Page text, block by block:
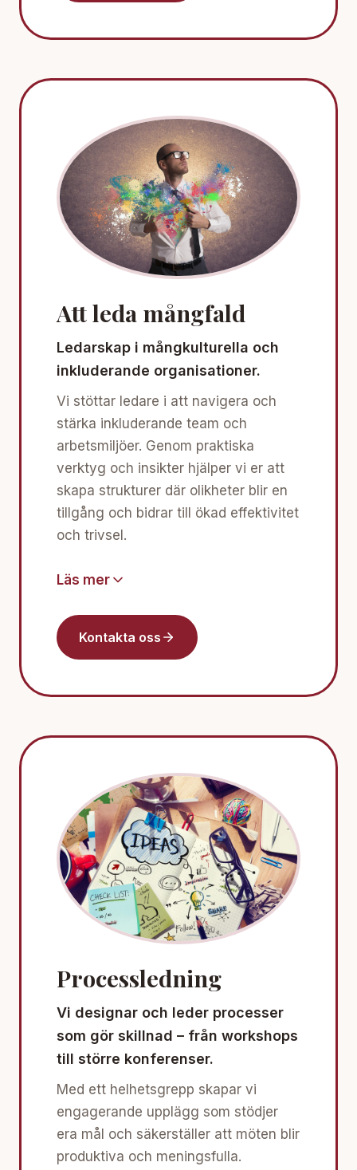
Att leda mångfald
Ledarskap i mångkulturella och
inkluderande organisationer.
Vi stöttar ledare i att navigera och
stärka inkluderande team och
arbetsmiljöer. Genom praktiska
verktyg och insikter hjälper vi er att
skapa strukturer där olikheter blir en
tillgång och bidrar till ökad effektivitet
och trivsel.
Läs mer
Kontakta oss
Processledning
Vi designar och leder processer
som gör skillnad – från workshops
till större konferenser.
Med ett helhetsgrepp skapar vi
engagerande upplägg som stödjer
era mål och säkerställer att möten blir
produktiva och meningsfulla.